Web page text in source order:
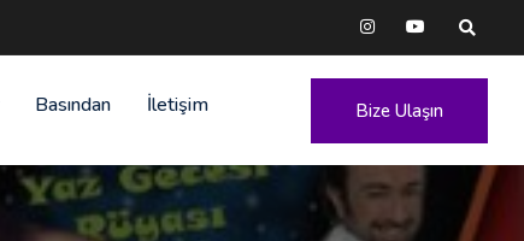
Basından İletişim Bize Ulaşın